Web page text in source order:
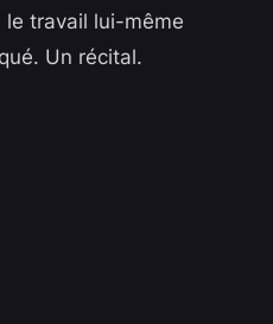
le travail lui-même
Un récital.